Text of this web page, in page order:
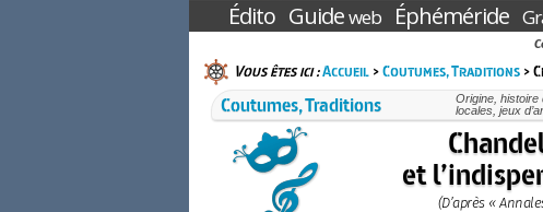
Édito Guideweb Éphéméride
Vous êtes ici :Accueil>Coutumes, Traditions>
Coutumes, Traditions
Origine, histoire
locales, jeux
et
(D’après «